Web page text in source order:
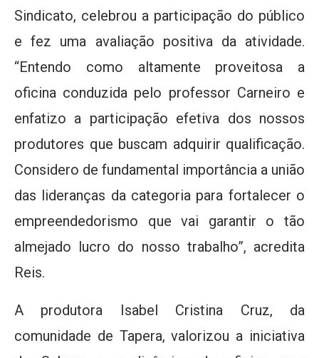
Sindicato, celebrou a participação do público
e fez uma avaliação positiva da atividade.
“Entendo como altamente proveitosa a
oficina conduzida pelo professor Carneiro e
enfatizo a participação efetiva dos nossos
produtores que buscam adquirir qualificação.
Considero de fundamental importância a união
das lideranças da categoria para fortalecer o
empreendedorismo que vai garantir o tão
almejado lucro do nosso trabalho”, acredita
Reis.
A produtora Isabel Cristina Cruz, da
comunidade de Tapera, valorizou a iniciativa